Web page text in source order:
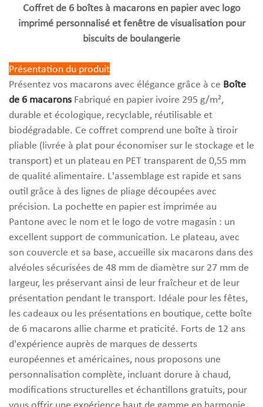
Coffret de 6 boîtes à macarons en papier avec logo
imprimé personnalisé et fenêtre de visualisation pour
biscuits de boulangerie
Présentation du produit
Présentez vos macarons avec élégance grâce à ce Boîte
de 6 macarons Fabriqué en papier ivoire 295 g/m²,
durable et écologique, recyclable, réutilisable et
biodégradable. Ce coffret comprend une boîte à tiroir
pliable (livrée à plat pour économiser sur le stockage et le
transport) et un plateau en PET transparent de 0,55 mm
de qualité alimentaire. L'assemblage est rapide et sans
outil grâce à des lignes de pliage découpées avec
précision. La pochette en papier est imprimée au
Pantone avec le nom et le logo de votre magasin : un
excellent support de communication. Le plateau, avec
son couvercle et sa base, accueille six macarons dans des
alvéoles sécurisées de 48 mm de diamètre sur 27 mm de
largeur, les préservant ainsi de leur fraîcheur et de leur
présentation pendant le transport. Idéale pour les fêtes,
les cadeaux ou les présentations en boutique, cette boîte
de 6 macarons allie charme et praticité. Forts de 12 ans
d'expérience auprès de marques de desserts
européennes et américaines, nous proposons une
personnalisation complète, incluant dorure à chaud,
modifications structurelles et échantillons gratuits, pour